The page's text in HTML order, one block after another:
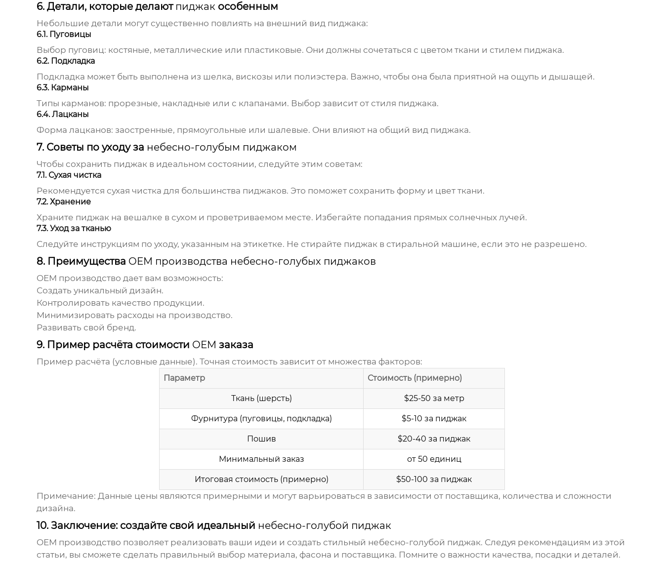
6. Детали, которые делают пиджакособенным
Небольшие детали могут существенно повлиять на внешний вид пиджака:
6.1. Пуговицы
Выбор пуговиц: костяные, металлические или пластиковые. Они должны сочетаться с цветом ткани и стилем пиджака.
6.2. Подкладка
Подкладка может быть выполнена из шелка, вискозы или полиэстера. Важно, чтобы она была приятной на ощупь и дышащей.
6.3. Карманы
Типы карманов: прорезные, накладные или с клапанами. Выбор зависит от стиля пиджака.
6.4. Лацканы
Форма лацканов: заостренные, прямоугольные или шалевые. Они влияют на общий вид пиджака.
7. Советы по уходу за небесно-голубым пиджаком
Чтобы сохранить пиджак в идеальном состоянии, следуйте этим советам:
7.1. Сухая чистка
Рекомендуется сухая чистка для большинства пиджаков. Это поможет сохранить форму и цвет ткани.
7.2. Хранение
Храните пиджак на вешалке в сухом и проветриваемом месте. Избегайте попадания прямых солнечных лучей.
7.3. Уход за тканью
Следуйте инструкциям по уходу, указанным на этикетке. Не стирайте пиджак в стиральной машине, если это не разрешено.
8. Преимущества OEM производства небесно-голубых пиджаков
OEM производство дает вам возможность:
Создать уникальный дизайн.
Контролировать качество продукции.
Минимизировать расходы на производство.
Развивать свой бренд.
9. Пример расчёта стоимости OEM заказа
Пример расчёта (условные данные). Точная стоимость зависит от множества факторов:
Параметр Стоимость (примерно)
Ткань (шерсть) $25-50 за метр
Фурнитура (пуговицы, подкладка) $5-10 за пиджак
Пошив $20-40 за пиджак
Минимальный заказ от 50 единиц
Итоговая стоимость (примерно) $50-100 за пиджак
Примечание: Данные цены являются примерными и могут варьироваться в зависимости от поставщика, количества и сложности
дизайна.
10. Заключение: создайте свой идеальный небесно-голубой пиджак
OEM производство позволяет реализовать ваши идеи и создать стильный небесно-голубой пиджак. Следуя рекомендациям из этой
статьи, вы сможете сделать правильный выбор материала, фасона и поставщика. Помните о важности качества, посадки и деталей.